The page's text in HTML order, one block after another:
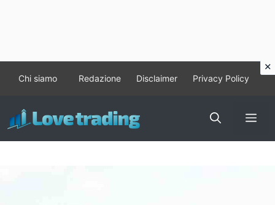
contenuto
Chi siamo Redazione Disclaimer Privacy Policy